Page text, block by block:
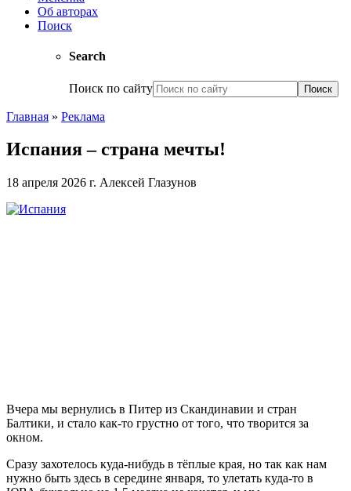
Об авторах
Поиск
Search
Поиск по сайту
Главная » Реклама
Испания – страна мечты!
18 апреля 2026 г. Алексей Глазунов
Вчера мы вернулись в Питер из Скандинавии и стран
Балтики, и стало как-то грустно от того, что творится за
окном.
Сразу захотелось куда-нибудь в тёплые края, но так как нам
нужно быть здесь в середине января, то улетать куда-то в